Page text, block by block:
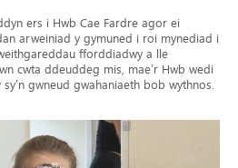
ers i Hwb Cae Fardre agor ei
arweiniad y gymuned i roi mynediad i
fforddiadwy a lle
cwta ddeuddeg mis, mae’r Hwb wedi
gwneud gwahaniaeth bob wythnos.